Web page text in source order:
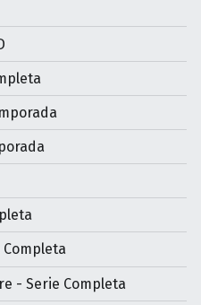
- Serie Completa